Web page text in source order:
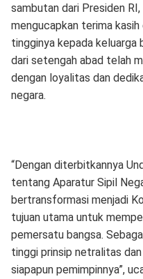
sambutan dari Presiden
mengucapkan terima
tingginya kepada keluarga
dari setengah abad telah
dengan loyalitas dan
negara.
“Dengan diterbitkannya
tentang Aparatur Sipil
bertransformasi menjadi
tujuan utama untuk
pemersatu bangsa.
tinggi prinsip netralitas
siapapun pemimpinnya”,